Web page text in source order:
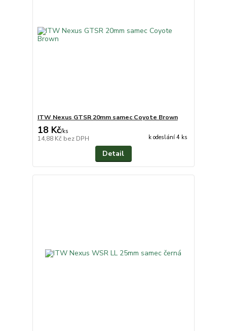
ITW Nexus GTSR 20mm samec Coyote Brown
18 Kč/ks
14,88 Kč bez DPH k odeslání 4 ks
Detail